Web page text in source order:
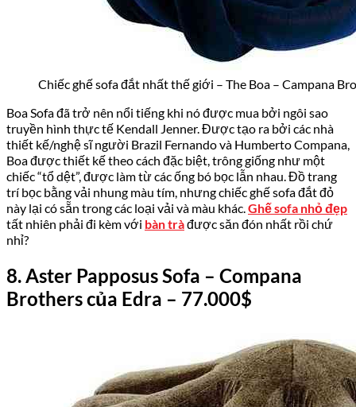
Chiếc ghế sofa đắt nhất thế giới – The Boa – Campana
Boa Sofa đã trở nên nổi tiếng khi nó được mua bởi ngôi sao
truyền hình thực tế Kendall Jenner. Được tạo ra bởi các nhà
thiết kế/nghệ sĩ người Brazil Fernando và Humberto Compana,
Boa được thiết kế theo cách đặc biệt, trông giống như một
chiếc “tổ dệt”, được làm từ các ống bó bọc lẫn nhau. Đồ trang
trí bọc bằng vải nhung màu tím, nhưng chiếc ghế sofa đắt đỏ
này lại có sẵn trong các loại vải và màu khác.Ghế sofa nhỏ đẹp
tất nhiên phải đi kèm với bàn tràđược săn đón nhất rồi chứ
nhỉ?
8. Aster PapposusSofa – Compana
Brothers của Edra – 77.000$